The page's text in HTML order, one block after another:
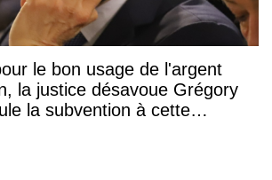
le bon usage de l'argent
la justice désavoue Grégory
la subvention à cette